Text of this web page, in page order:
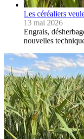
Les céréaliers
13 mai 2026
Engrais,
nouvelles